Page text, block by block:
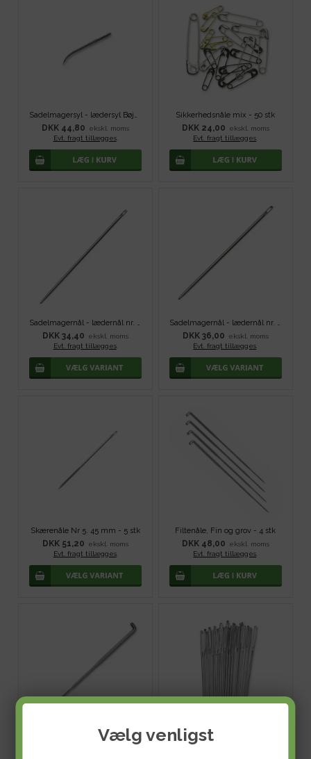
Vælg venligst
Sadelmagersyl - lædersyl Bøjet, rundslibet
DKK 44,80
ekskl. moms
Evt. fragt tillægges.
Sikkerhedsnåle mix - 50 stk
DKK 24,00
ekskl. moms
Evt. fragt tillægges
Sadelmagernål - lædernål nr. 2/0 - 5 stk
DKK 34,40
ekskl. moms
Evt. fragt tillægges.
Sadelmagernål - lædernål nr. 3/0 - 5 stk
DKK 36,00
ekskl. moms
Evt. fragt tillægges
Skærenåle Nr 5. 45 mm - 5 stk
DKK 51,20
ekskl. moms
Evt. fragt tillægges.
Filtenåle, Fin og grov - 4 stk
DKK 48,00
ekskl. moms
Evt. fragt tillægges
Filtenåle, Grove - 10 stk Stramaj/stoppenåle - Nr. 22